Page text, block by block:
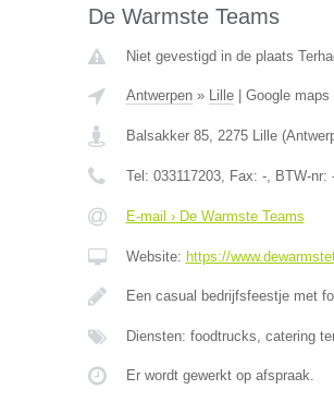
De Warmste Teams
Niet gevestigd in de plaats
Antwerpen» Lille| Google maps
Balsakker 85, 2275 Lille(
Tel: 033117203, Fax: -, BTW-nr:
E-mail › De Warmste Teams
Website: https://
Een casual bedrijfsfeestje met
Diensten: foodtrucks, catering
Er wordt gewerkt op afspraak.